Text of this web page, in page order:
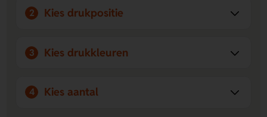
2 Kies drukpositie
3 Kies drukkleuren
4 Kies aantal